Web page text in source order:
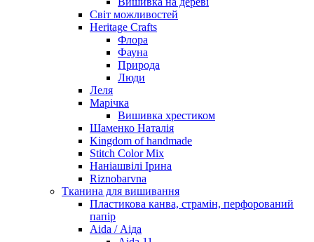
Світ можливостей
Heritage Crafts
Флора
Фауна
Природа
Люди
Леля
Марічка
Вишивка хрестиком
Шаменко Наталія
Kingdom of handmade
Stitch Color Mix
Наніашвілі Ірина
Riznobarvna
Тканина для вишивання
Пластикова канва, страмін, перфорований
папір
Aida / Аіда